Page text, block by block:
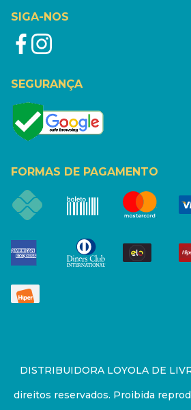
SIGA-NOS
SEGURANÇA
FORMAS DE PAGAMENTO
DISTRIBUIDORA LOYOLA DE
direitos reservados. Proibida